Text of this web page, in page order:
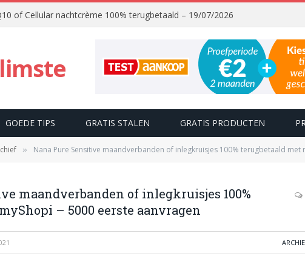
of Cellular nachtcrème 100% terugbetaald – 19/07/2026
GOEDE TIPS GRATIS STALEN GRATIS PRODUCTEN
» Nana Pure Sensitive maandverbanden of inlegkruisjes 100% terugbetaald met
maandverbanden of inlegkruisjes 100%
– 5000 eerste aanvragen